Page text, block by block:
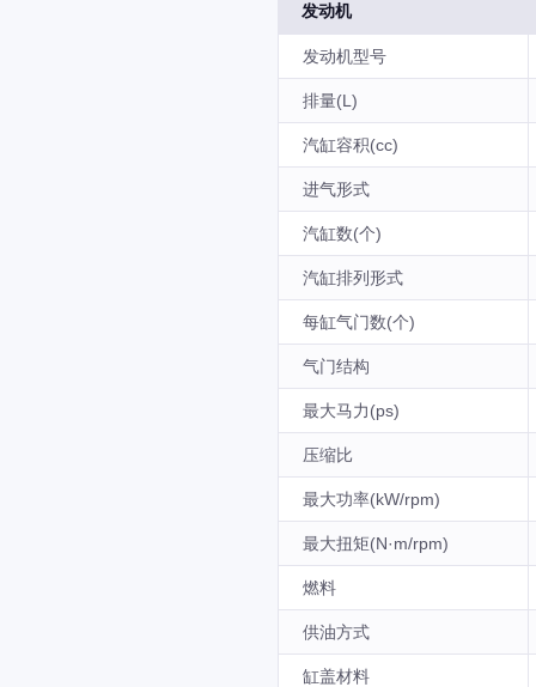
发动机
发动机型号
排量(L)
汽缸容积(cc)
进气形式
汽缸数(个)
汽缸排列形式
每缸气门数(个)
气门结构
最大马力(ps)
压缩比
最大功率(kW/rpm)
最大扭矩(N·m/rpm)
燃料
供油方式
缸盖材料